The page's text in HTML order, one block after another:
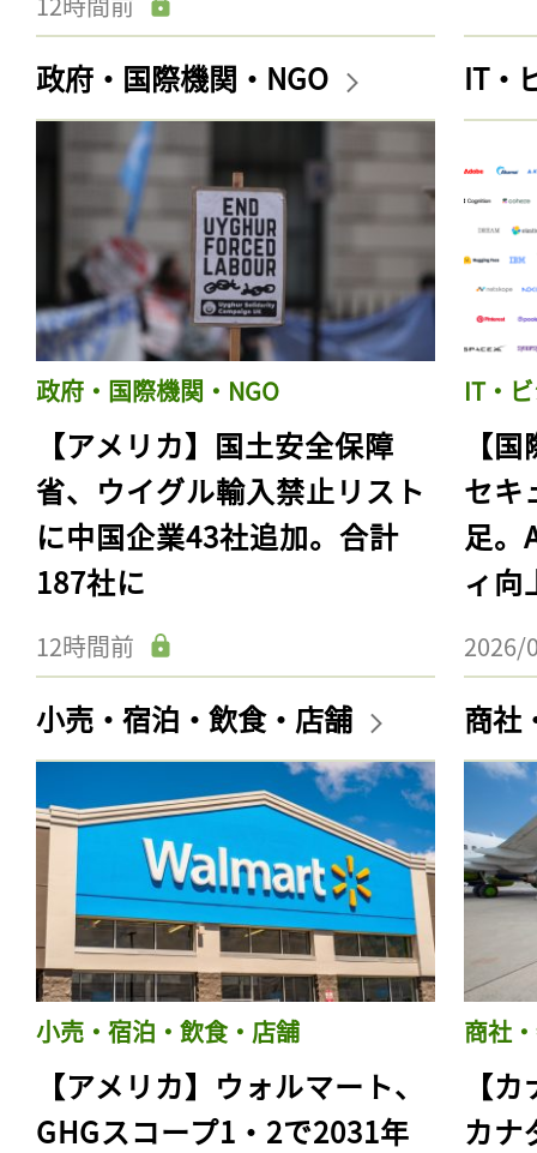
政府・国際機関・NGO
政府・国際機関・NGO
【アメリカ】国土安全保障
省、ウイグル輸入禁止リスト
に中国企業43社追加。合計
187社に
12時間前
IT・
IT・
【
セキ
足。
ィ向
2026/
小売・宿泊・飲食・店舗
小売・宿泊・飲食・店舗
【アメリカ】ウォルマート、
GHGスコープ1・2で2031年
商社
商社
【
カナ